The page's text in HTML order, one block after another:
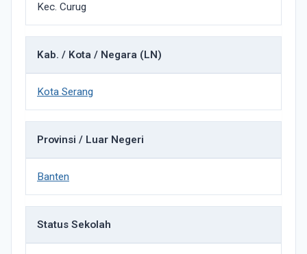
Kec. Curug
Kab. / Kota / Negara (LN)
Kota Serang
Provinsi / Luar Negeri
Banten
Status Sekolah